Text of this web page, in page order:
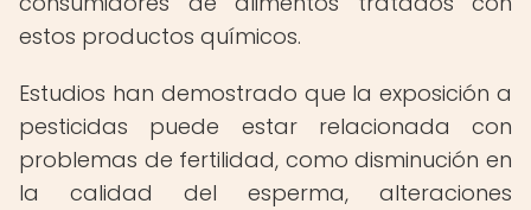
estos productos químicos.
Estudios han demostrado que la exposición a
pesticidas puede estar relacionada con
problemas de fertilidad, como disminución en
la calidad del esperma, alteraciones